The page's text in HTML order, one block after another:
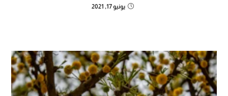
يونيو 17, 2021